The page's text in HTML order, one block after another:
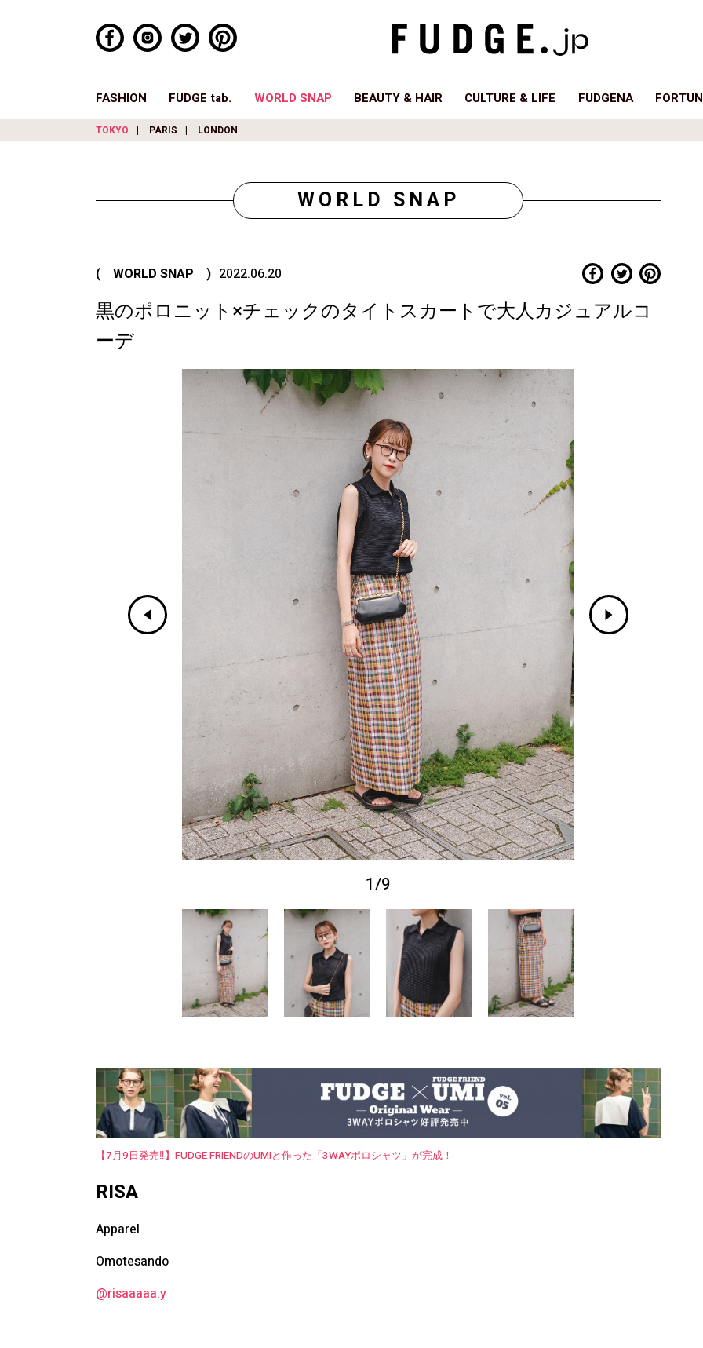
FASHION FUDGE tab. WORLD SNAP BEAUTY & HAIR CULTURE & LIFE FUDGENA
TOKYO PARIS LONDON
WORLD SNAP
( WORLD SNAP ) 2022.06.20
黒のポロニット×チェックのタイトスカートで大人カジュアルコ
ーデ
1/9
【7月9日発売‼︎】FUDGE FRIENDのUMIと作った「3WAYポロシャツ」が完成！
RISA
Apparel
Omotesando
@risaaaaa.y